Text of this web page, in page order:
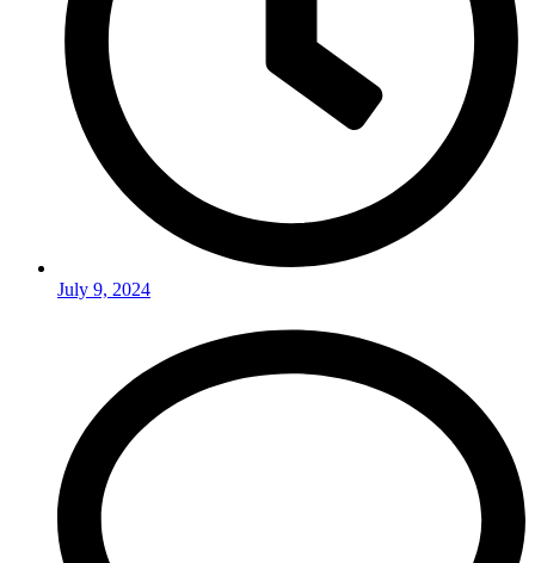
July 9, 2024